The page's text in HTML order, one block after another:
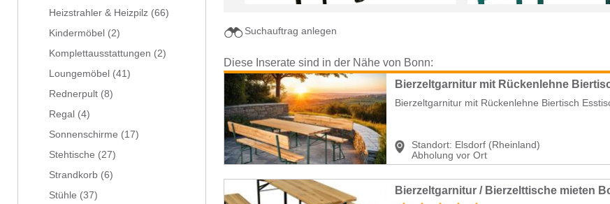
Heizstrahler & Heizpilz (66)
Kindermöbel (2)
Komplettausstattungen (2)
Loungemöbel (41)
Rednerpult (8)
Regal (4)
Sonnenschirme (17)
Stehtische (27)
Strandkorb (6)
Stühle (37)
Suchauftrag anlegen
Diese Inserate sind in der Nähe von Bonn:
Bierzeltgarnitur mit Rückenlehne Biertisch
Standort: Elsdorf (Rheinland)
Abholung vor Ort
Bierzeltgarnitur / Bierzelttische mieten